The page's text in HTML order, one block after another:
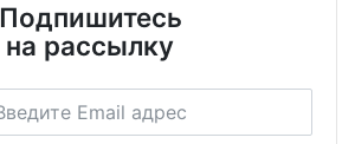
Подпишитесь
на рассылку